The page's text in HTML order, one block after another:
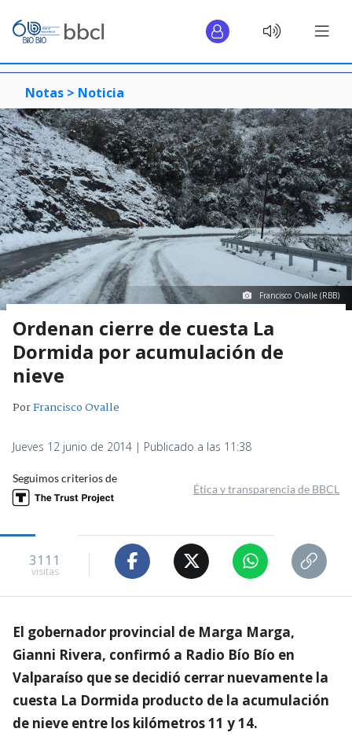
Notas > Noticia
Francisco Ovalle (RBB)
Ordenan cierre de cuesta La
Dormida por acumulación de
nieve
PorFrancisco Ovalle
Jueves 12 junio de 2014 | Publicado a las 11:38
Seguimos criterios de
Ética y transparencia de BBCL
3111
visitas
El gobernador provincial de Marga Marga,
Gianni Rivera, confirmó a Radio Bío Bío en
Valparaíso que se decidió cerrar nuevamente la
cuesta La Dormida producto de la acumulación
de nieve entre los kilómetros 11 y 14.